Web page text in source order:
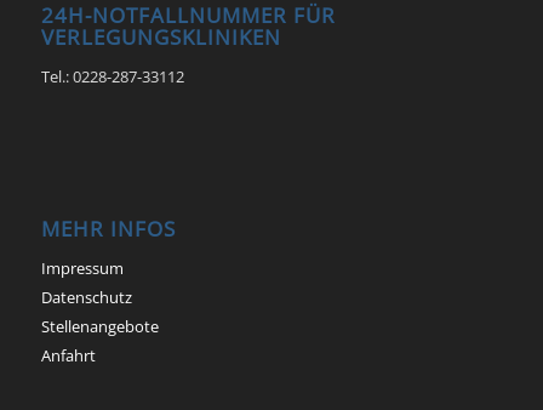
24H-NOTFALLNUMMER FÜR
VERLEGUNGSKLINIKEN
Tel.: 0228-287-33112
MEHR INFOS
Impressum
Datenschutz
Stellenangebote
Anfahrt